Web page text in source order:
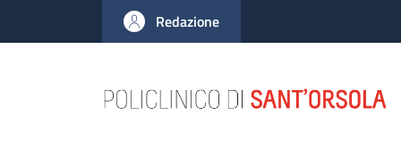
al contenuto principale
to footer content
Redazione